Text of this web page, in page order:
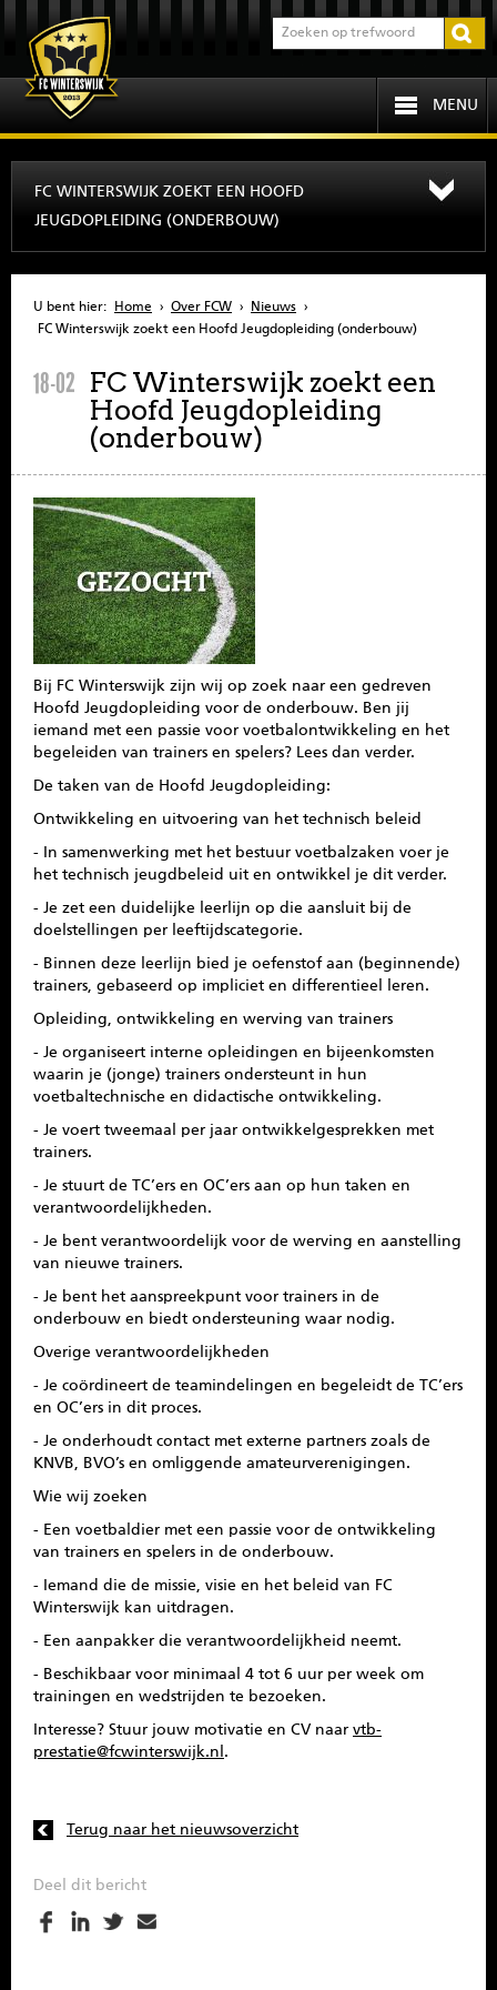
MENU
SPONSOREN
CONTACT
MENU
FC WINTERSWIJK ZOEKT EEN HOOFD
JEUGDOPLEIDING (ONDERBOUW)
U bent hier: Home › Over FCW › Nieuws ›
FC Winterswijk zoekt een Hoofd Jeugdopleiding (onderbouw)
18-02 FC Winterswijk zoekt een
Hoofd Jeugdopleiding
(onderbouw)
Bij FC Winterswijk zijn wij op zoek naar een gedreven
Hoofd Jeugdopleiding voor de onderbouw. Ben jij
iemand met een passie voor voetbalontwikkeling en het
begeleiden van trainers en spelers? Lees dan verder.
De taken van de Hoofd Jeugdopleiding:
Ontwikkeling en uitvoering van het technisch beleid
- In samenwerking met het bestuur voetbalzaken voer je
het technisch jeugdbeleid uit en ontwikkel je dit verder.
- Je zet een duidelijke leerlijn op die aansluit bij de
doelstellingen per leeftijdscategorie.
- Binnen deze leerlijn bied je oefenstof aan (beginnende)
trainers, gebaseerd op impliciet en differentieel leren.
Opleiding, ontwikkeling en werving van trainers
- Je organiseert interne opleidingen en bijeenkomsten
waarin je (jonge) trainers ondersteunt in hun
voetbaltechnische en didactische ontwikkeling.
- Je voert tweemaal per jaar ontwikkelgesprekken met
trainers.
- Je stuurt de TC’ers en OC’ers aan op hun taken en
verantwoordelijkheden.
- Je bent verantwoordelijk voor de werving en aanstelling
van nieuwe trainers.
- Je bent het aanspreekpunt voor trainers in de
onderbouw en biedt ondersteuning waar nodig.
Overige verantwoordelijkheden
- Je coördineert de teamindelingen en begeleidt de TC’ers
en OC’ers in dit proces.
- Je onderhoudt contact met externe partners zoals de
KNVB, BVO’s en omliggende amateurverenigingen.
Wie wij zoeken
- Een voetbaldier met een passie voor de ontwikkeling
van trainers en spelers in de onderbouw.
- Iemand die de missie, visie en het beleid van FC
Winterswijk kan uitdragen.
- Een aanpakker die verantwoordelijkheid neemt.
- Beschikbaar voor minimaal 4 tot 6 uur per week om
trainingen en wedstrijden te bezoeken.
Interesse? Stuur jouw motivatie en CV naar vtb-
prestatie@fcwinterswijk.nl .
Terug naar het nieuwsoverzicht
Deel dit bericht